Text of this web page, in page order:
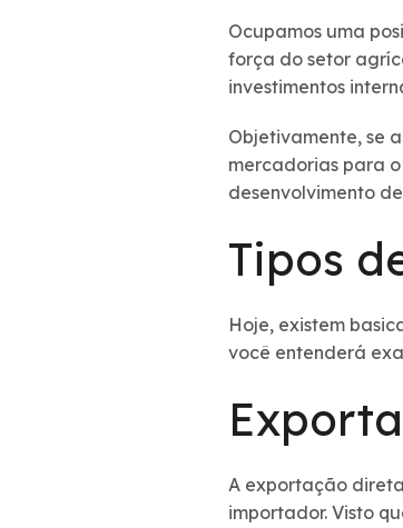
Ocupamos uma
força do setor
investimentos
Objetivamente, se
mercadorias para
desenvolvimento
Tipos
Hoje, existem
você entenderá
A exportação
importador. Visto